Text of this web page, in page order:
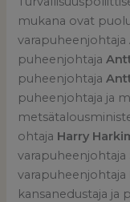
mukana ovat
varapuheenjohtaja
puheenjohtaja
puheenjohtaja
puheenjohtaja ja
ohtaja Harry
varapuheenjohtaja
varapuheenjohtaja
kansanedustaja ja